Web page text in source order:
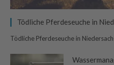
Tödliche Pferdeseuche in
Tödliche Pferdeseuche in